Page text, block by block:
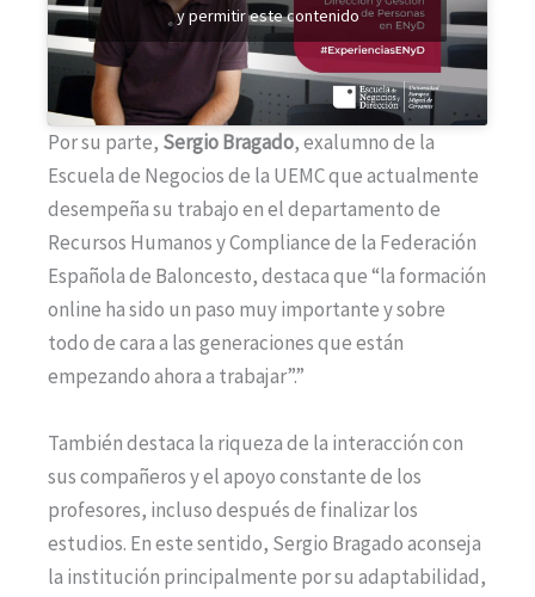
y permitir este contenido
Por su parte, Sergio Bragado, exalumno de la
Escuela de Negocios de la UEMC que actualmente
desempeña su trabajo en el departamento de
Recursos Humanos y Compliance de la Federación
Española de Baloncesto, destaca que “la formación
online ha sido un paso muy importante y sobre
todo de cara a las generaciones que están
empezando ahora a trabajar”.”
También destaca la riqueza de la interacción con
sus compañeros y el apoyo constante de los
profesores, incluso después de finalizar los
estudios. En este sentido, Sergio Bragado aconseja
la institución principalmente por su adaptabilidad,